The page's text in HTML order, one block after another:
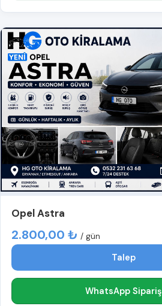
Opel Astra
2.800,00 ₺ / gün
Talep
WhatsApp Sipariş